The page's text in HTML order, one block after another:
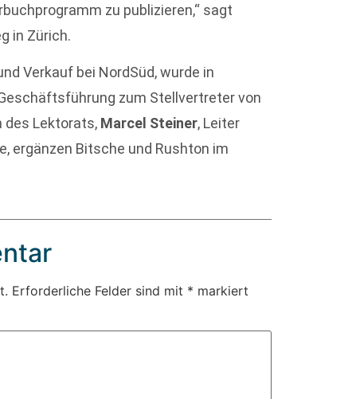
zu publizieren,“ sagt
in Zürich.
Verkauf bei NordSüd, wurde in
zum Stellvertreter von
des Lektorats, Marcel Steiner, Leiter
ergänzen Bitsche und Rushton im
Erforderliche Felder sind mit * markiert